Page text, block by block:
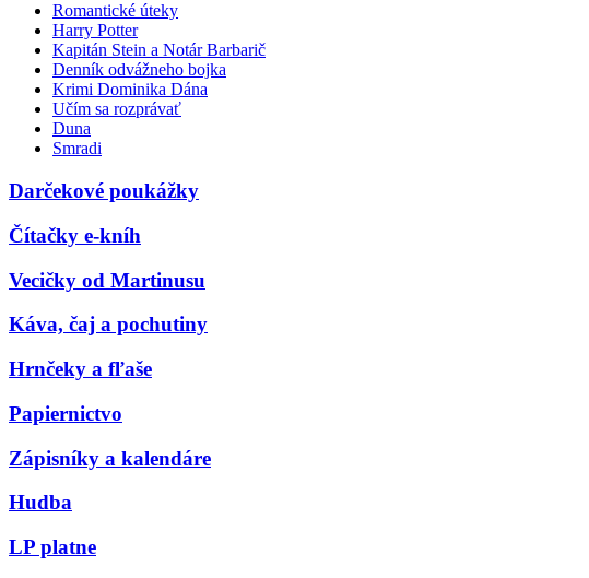
Romantické úteky
Harry Potter
Kapitán Stein a Notár Barbarič
Denník odvážneho bojka
Krimi Dominika Dána
Učím sa rozprávať
Duna
Smradi
Darčekové poukážky
Čítačky e-kníh
Vecičky od Martinusu
Káva, čaj a pochutiny
Hrnčeky a fľaše
Papiernictvo
Zápisníky a kalendáre
Hudba
LP platne